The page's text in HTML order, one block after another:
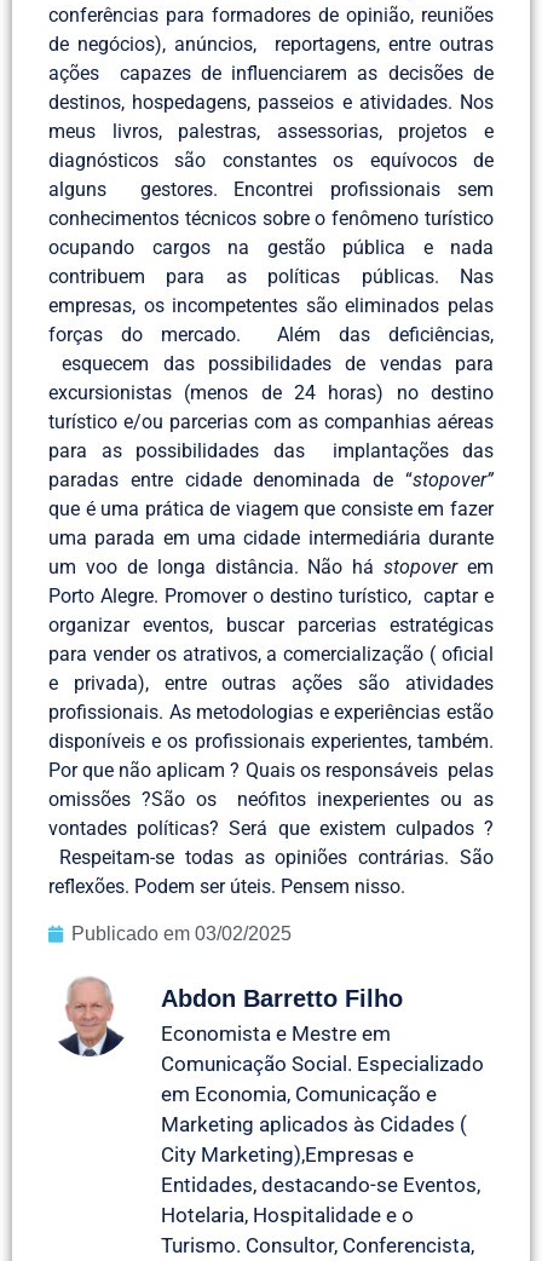
conferências para formadores de opinião, reuniões
de negócios), anúncios, reportagens, entre outras
ações capazes de influenciarem as decisões de
destinos, hospedagens, passeios e atividades. Nos
meus livros, palestras, assessorias, projetos e
diagnósticos são constantes os equívocos de
alguns gestores. Encontrei profissionais sem
conhecimentos técnicos sobre o fenômeno turístico
ocupando cargos na gestão pública e nada
contribuem para as políticas públicas. Nas
empresas, os incompetentes são eliminados pelas
forças do mercado. Além das deficiências,
esquecem das possibilidades de vendas para
excursionistas (menos de 24 horas) no destino
turístico e/ou parcerias com as companhias aéreas
para as possibilidades das implantações das
paradas entre cidade denominada de “stopover”
que é uma prática de viagem que consiste em fazer
uma parada em uma cidade intermediária durante
um voo de longa distância. Não hástopoverem
Porto Alegre. Promover o destino turístico, captar e
organizar eventos, buscar parcerias estratégicas
para vender os atrativos, a comercialização ( oficial
e privada), entre outras ações são atividades
profissionais. As metodologias e experiências estão
disponíveis e os profissionais experientes, também.
Por que não aplicam ? Quais os responsáveis pelas
omissões ?São os neófitos inexperientes ou as
vontades políticas? Será que existem culpados ?
Respeitam-se todas as opiniões contrárias. São
reflexões. Podem ser úteis. Pensem nisso.
Publicado em 03/02/2025
Abdon Barretto Filho
Economista e Mestre em
Comunicação Social. Especializado
em Economia, Comunicação e
Marketing aplicados às Cidades (
City Marketing),Empresas e
Entidades, destacando-se Eventos,
Hotelaria, Hospitalidade e o
Turismo. Consultor, Conferencista,